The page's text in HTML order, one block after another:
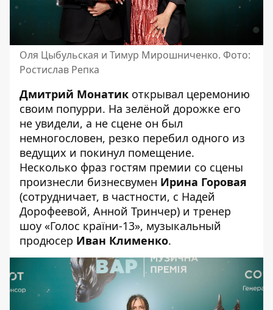
Оля Цыбульская и Тимур Мирошниченко. Фото:
Ростислав Репка
Дмитрий Монатик открывал церемонию
своим попурри. На зелёной дорожке его
не увидели, а не сцене он был
немногословен, резко перебил одного из
ведущих и покинул помещение.
Несколько фраз гостям премии со сцены
произнесли бизнесвумен Ирина Горовая
(сотрудничает, в частности, с Надей
Дорофеевой, Анной Тринчер) и тренер
шоу «Голос країни-13», музыкальный
продюсер Иван Клименко.